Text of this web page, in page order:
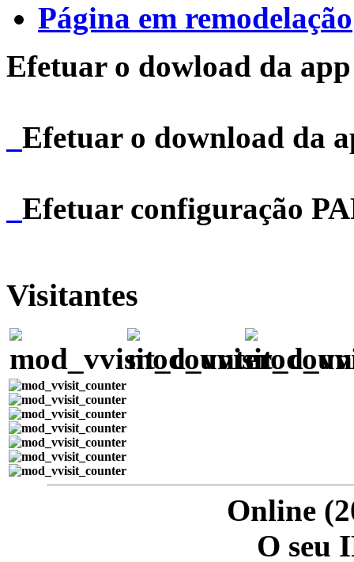
Página em remodelação
Efetuar o dowload da
Efetuar o download da
Efetuar configuração
Visitantes
Online
O seu